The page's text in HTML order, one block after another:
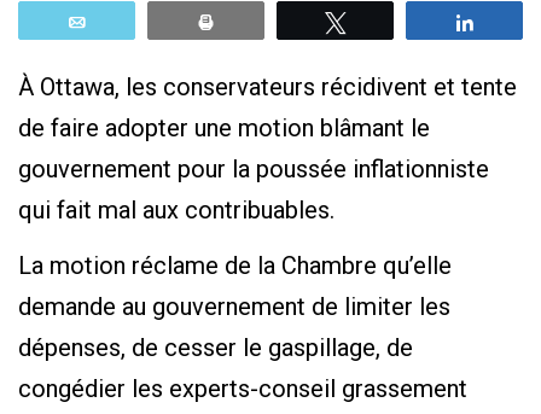
À Ottawa, les conservateurs récidivent et tente
de faire adopter une motion blâmant le
gouvernement pour la poussée inflationniste
qui fait mal aux contribuables.
La motion réclame de la Chambre qu’elle
demande au gouvernement de limiter les
dépenses, de cesser le gaspillage, de
congédier les experts-conseil grassement